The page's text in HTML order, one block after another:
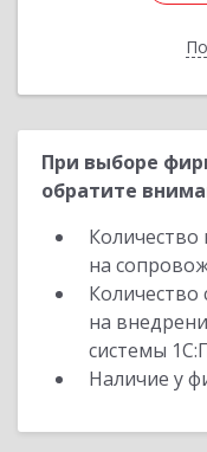
При выборе
обратите
на
Количество
на
системы
Наличие у